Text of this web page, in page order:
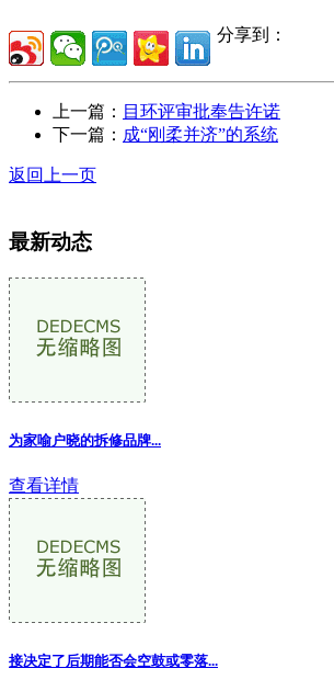
分享到：
上一篇： 目环评审批奉告许诺
下一篇： 成“刚柔并济”的系统
返回上一页
最新动态
为家喻户晓的拆修品牌...
查看详情
接决定了后期能否会空鼓或零落...